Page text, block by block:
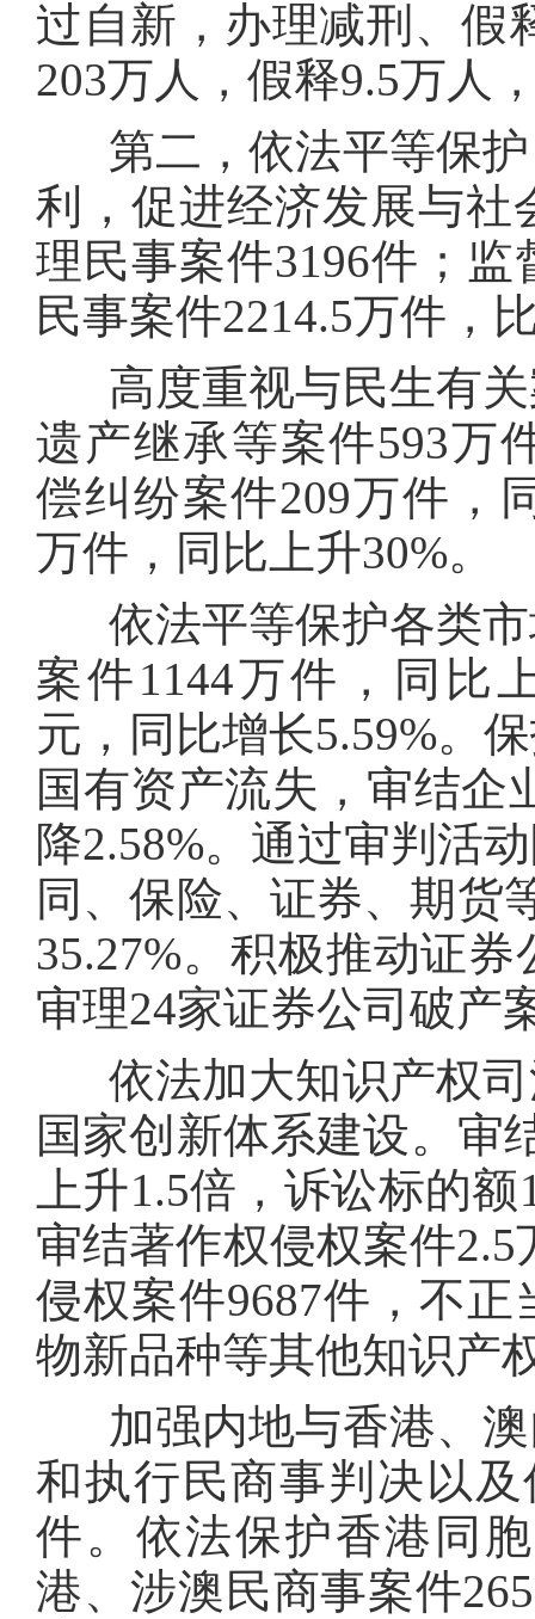
过自新，办理减刑、假
203万人，假释9.5万人
第二，依法平等保护
利，促进经济发展与社
理民事案件3196件；
民事案件2214.5万件，
高度重视与民生有关
遗产继承等案件593万
偿纠纷案件209万件，
万件，同比上升30%。
依法平等保护各类市
案件1144万件，同比
元，同比增长5.59%。
国有资产流失，审结企
降2.58%。通过审判活
同、保险、证券、期货
35.27%。积极推动证
审理24家证券公司破产
依法加大知识产权司
国家创新体系建设。审
上升1.5倍，诉讼标的
审结著作权侵权案件
侵权案件9687件，不
物新品种等其他知识产
加强内地与香港、澳
和执行民商事判决以
件。依法保护香港同
港、涉澳民商事案件